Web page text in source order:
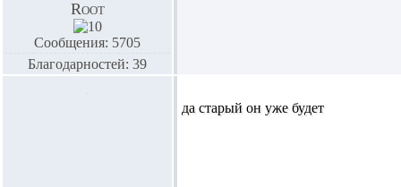
Root
Сообщения: 5705
Благодарностей: 39
да старый он уже будет